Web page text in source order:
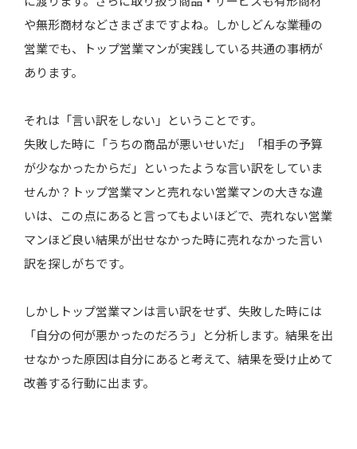
や無形商材などさまざまですよね。しかしどんな業種の
営業でも、トップ営業マンが実践している共通の事柄が
あります。
それは「言い訳をしない」ということです。
失敗した時に「うちの商品が悪いせいだ」「相手の予算
が少なかったからだ」といったような言い訳をしていま
せんか？トップ営業マンと売れない営業マンの大きな違
いは、この点にあると言ってもよいほどで、売れない営業
マンほど良い結果が出せなかった時に売れなかった言い
訳を探しがちです。
しかしトップ営業マンは言い訳をせず、失敗した時には
「自分の何が悪かったのだろう」と分析します。結果を出
せなかった原因は自分にあると考えて、結果を受け止めて
改善する行動に出ます。